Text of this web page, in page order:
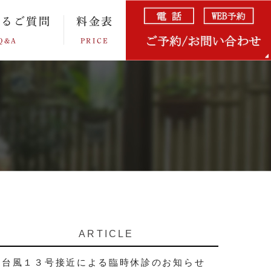
ご質問 料金表
PRICE
ARTICLE
台風１３号接近による臨時休診のお知らせ